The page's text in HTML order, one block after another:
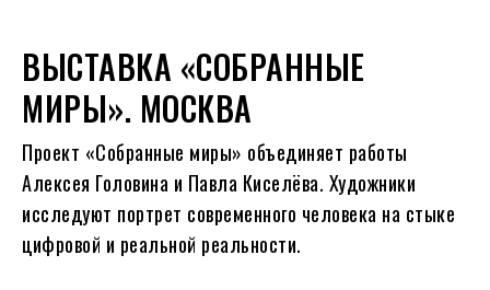
ВЫСТАВКА «СОБРАННЫЕ
МИРЫ». МОСКВА
Проект «Собранные миры» объединяет работы
Алексея Головина и Павла Киселёва. Художники
исследуют портрет современного человека на стыке
цифровой и реальной реальности.